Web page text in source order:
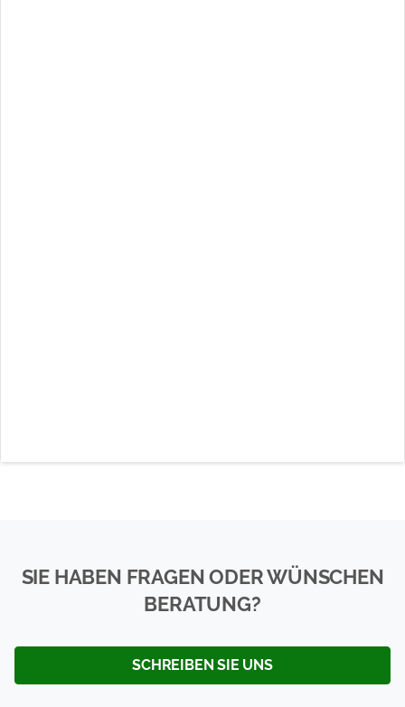
SIE HABEN FRAGEN ODER WÜNSCHEN
BERATUNG?
SCHREIBEN SIE UNS